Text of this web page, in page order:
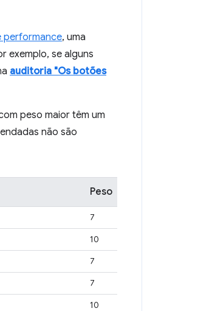
performance, uma
exemplo, se alguns
auditoria "Os botões
peso maior têm um
não são
Peso
7
10
7
7
10